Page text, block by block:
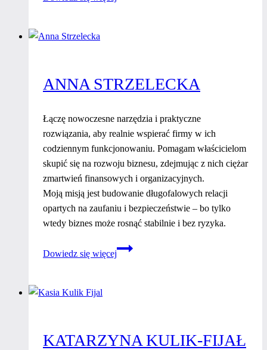
ANNA STRZELECKA
Łączę nowoczesne narzędzia i praktyczne
rozwiązania, aby realnie wspierać firmy w ich
codziennym funkcjonowaniu. Pomagam właścicielom
skupić się na rozwoju biznesu, zdejmując z nich ciężar
zmartwień finansowych i organizacyjnych.
Moją misją jest budowanie długofalowych relacji
opartych na zaufaniu i bezpieczeństwie – bo tylko
wtedy biznes może rosnąć stabilnie i bez ryzyka.
Dowiedz się więcej
Anna
KATARZYNA KULIK-FIJAŁ